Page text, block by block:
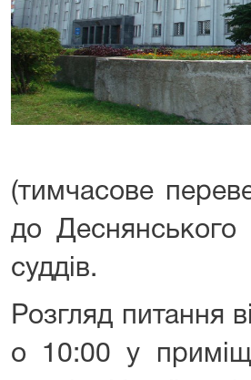
(тимчасове
до Деснянського
суддів.
Розгляд питання
о 10:00 у